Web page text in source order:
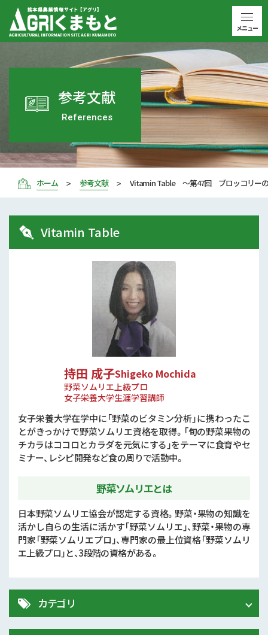
参考文献
References
ホーム 参考文献 Vitamin Table 〜第47回 ブロッコリー
Vitamin Table
持田 成子Shigeko Mochida
野菜ソムリエ上級プロ
女子栄養大学生涯学習講師
女子栄養大学在学中に「野菜のビタミン分析」に携わったこ
とがきっかけで野菜ソムリエ資格を取得。「旬の野菜果物の
チカラはココロとカラダを元気にする」をテーマに食育やセ
ミナー、レシピ開発など食の周りで活動中。
野菜ソムリエとは
日本野菜ソムリエ協会が認定する資格。野菜・果物の知識を
活かし自らの生活に活かす「野菜ソムリエ」、野菜・果物の専
門家「野菜ソムリエプロ」、専門家の最上位資格「野菜ソムリ
エ上級プロ」と、3段階の資格がある。
カテゴリ
メニュー